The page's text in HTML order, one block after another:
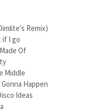
Remix)
if I go
Of
Middle
Happen
Ideas